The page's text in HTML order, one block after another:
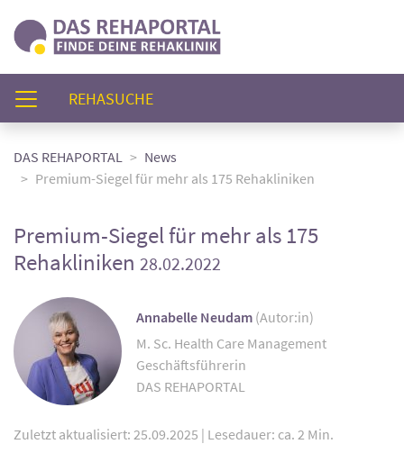
REHASUCHE(AKTUELL)
DAS REHAPORTAL
News
Premium-Siegel für mehr als 175 Rehakliniken
Premium-Siegel für mehr als 175
Rehakliniken 28.02.2022
Annabelle Neudam (Autor:in)
M. Sc. Health Care Management
Geschäftsführerin
DAS REHAPORTAL
Zuletzt aktualisiert: 25.09.2025 | Lesedauer: ca. 2 Min.